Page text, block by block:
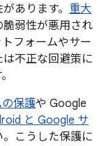
あります。 重大
弱性が悪用され
フォームやサー
不正な回避策に
保護や Google
と Google サ
こうした保護に